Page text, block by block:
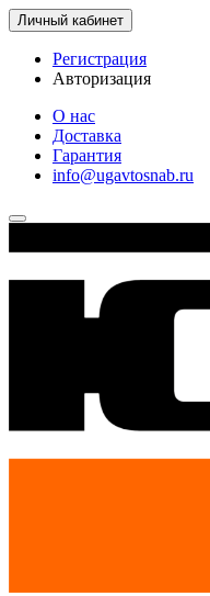
Личный кабинет
Регистрация
Авторизация
О нас
Доставка
Гарантия
info@ugavtosnab.ru